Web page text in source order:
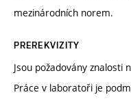
mezinárodních norem.
PREREKVIZITY
Jsou požadovány znalosti
Práce v laboratoři je